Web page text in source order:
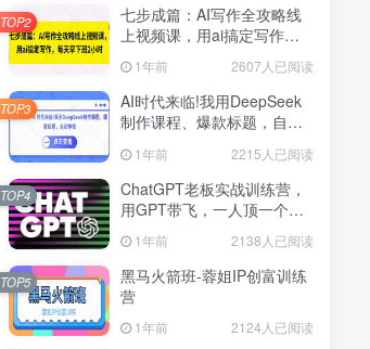
七步成篇：AI写作全攻略线
上视频课，用ai搞定写作，
每天早下班2小时
1年前 2607人已阅读
TOP2
AI时代来临!我用DeepSeek
制作课程、爆款标题，自动
1年前 2215人已阅读
TOP3
ChatGPT老板实战训练营，
用GPT带飞，一人顶一个团
1年前 2138人已阅读
TOP4
黑马火箭班-蓉姐IP创富训练
营
1年前 2124人已阅读
TOP5